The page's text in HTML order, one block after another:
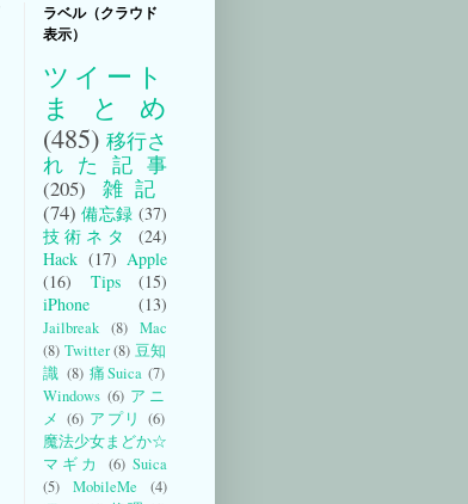
ラベル（クラウド
表示）
ツイート
まとめ
(485) 移行さ
れた記事
(205)
雑記
(74) 備忘録 (37)
技術ネタ
(24)
Hack (17) Apple
(16)
Tips
(15)
iPhone
(13)
Jailbreak (8) Mac
(8) Twitter (8) 豆知
識 (8) 痛Suica (7)
Windows (6) アニ
メ (6) アプリ (6)
魔法少女まどか☆
マギカ
(6) Suica
(5)
MobileMe
(4)